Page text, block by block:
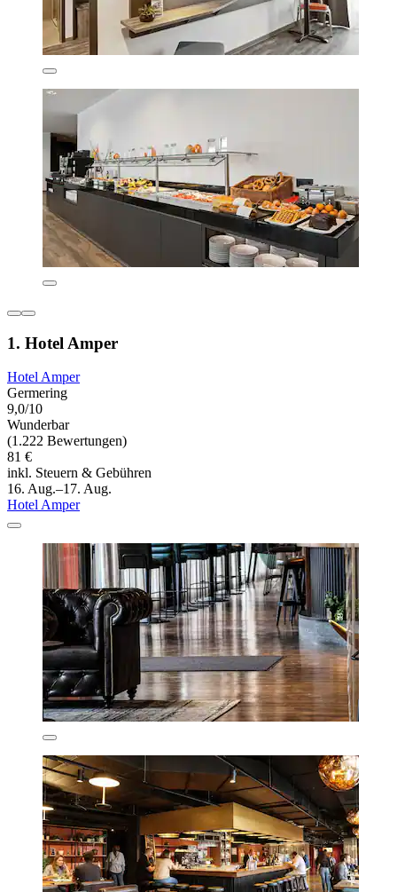
1. Hotel Amper
Hotel Amper
Germering
9,0/10
Wunderbar
(1.222 Bewertungen)
81 €
inkl. Steuern & Gebühren
16. Aug.–17. Aug.
Hotel Amper